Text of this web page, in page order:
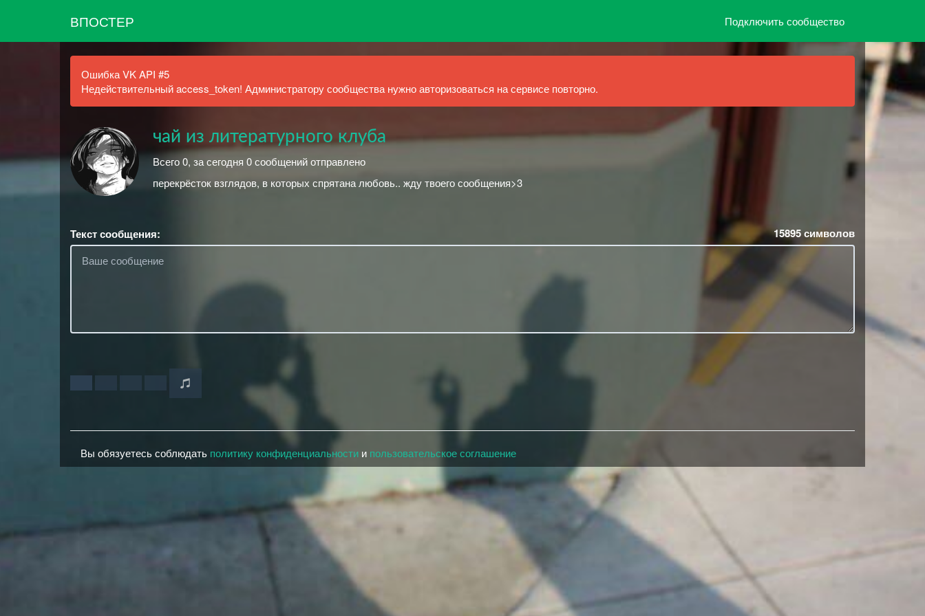
ВПОСТЕР Подключить сообщество
Ошибка VK API #5
Недействительный access_token! Администратору сообщества нужно авторизоваться на сервисе повторно.
чай из литературного клуба
Всего 0, за сегодня 0 сообщений отправлено
перекрёсток взглядов, в которых спрятана любовь.. жду твоего сообщения>3
Текст сообщения: 15895символов
Вы обязуетесь соблюдать политику конфиденциальности и пользовательское соглашение